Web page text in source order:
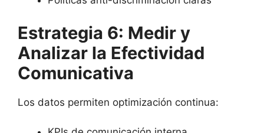
Estrategia 6: Medir y
Analizar la Efectividad
Comunicativa
Los datos permiten optimización continua: